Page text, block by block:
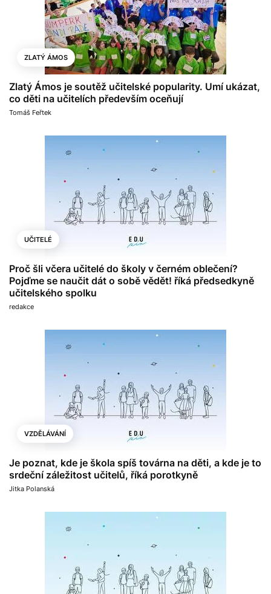
ZLATÝ ÁMOS
Zlatý Ámos je soutěž učitelské popularity. Umí ukázat,
co děti na učitelích především oceňují
Tomáš Feřtek
UČITELÉ
Proč šli včera učitelé do školy v černém oblečení?
Pojďme se naučit dát o sobě vědět! říká předsedkyně
učitelského spolku
redakce
VZDĚLÁVÁNÍ
Je poznat, kde je škola spíš továrna na děti, a kde je to
srdeční záležitost učitelů, říká porotkyně
Jitka Polanská